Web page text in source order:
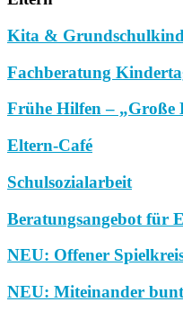
Kita &
Fachberatung
Frühe Hilfen – „Große
Eltern-Café
Schulsozialarbeit
Beratungsangebot für
NEU: Offener
NEU: Miteinander